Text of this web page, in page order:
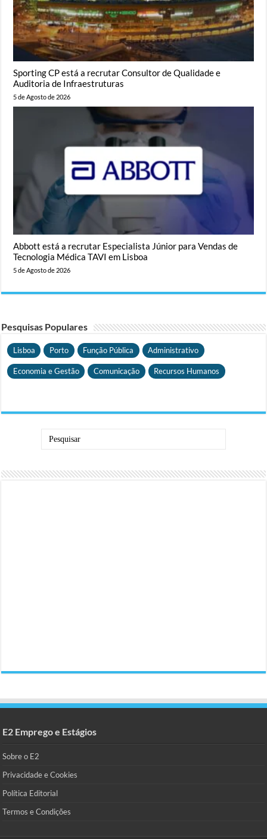
Sporting CP está a recrutar Consultor de Qualidade e
Auditoria de Infraestruturas
5 de Agosto de 2026
Abbott está a recrutar Especialista Júnior para Vendas de
Tecnologia Médica TAVI em Lisboa
5 de Agosto de 2026
Pesquisas Populares
Lisboa Porto Função Pública Administrativo
Economia e Gestão Comunicação Recursos Humanos
E2 Emprego e Estágios
Sobre o E2
Privacidade e Cookies
Política Editorial
Termos e Condições